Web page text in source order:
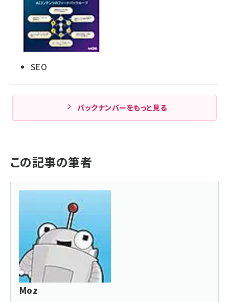
SEO
バックナンバーをもっと見る
この記事の筆者
Moz